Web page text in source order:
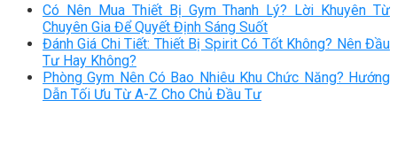
Có Nên Mua Thiết Bị Gym Thanh Lý? Lời Khuyên Từ
Chuyên Gia Để Quyết Định Sáng Suốt
Đánh Giá Chi Tiết: Thiết Bị Spirit Có Tốt Không? Nên Đầu
Tư Hay Không?
Phòng Gym Nên Có Bao Nhiêu Khu Chức Năng? Hướng
Dẫn Tối Ưu Từ A-Z Cho Chủ Đầu Tư